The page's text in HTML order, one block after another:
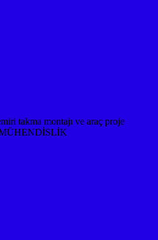
takma montajı ve araç proje
MÜHENDİSLİK